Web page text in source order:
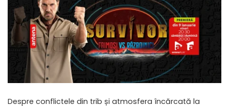
Despre conflictele din trib și atmosfera încărcată la